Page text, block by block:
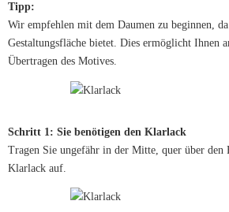
Tipp:
Wir empfehlen mit dem Daumen zu beginnen,
Gestaltungsfläche bietet. Dies ermöglicht Ihnen
Übertragen des Motives.
Schritt 1: Sie benötigen den Klarlack
Tragen Sie ungefähr in der Mitte, quer über den
Klarlack auf.